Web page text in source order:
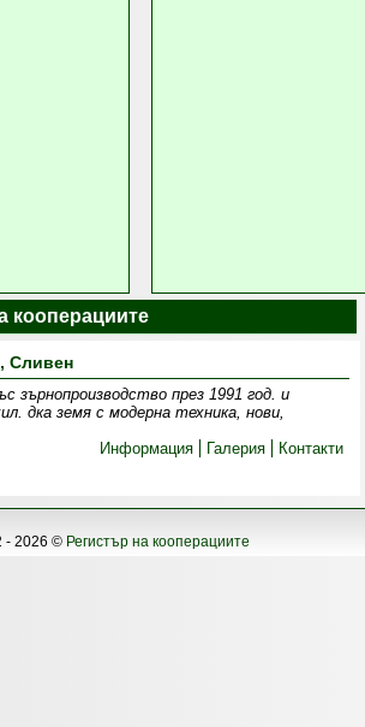
кооперациите
Сливен
зърнопроизводство през 1991 год. и
дка земя c модерна техника, нови,
Информация
Галерия Контакти
- 2026 © Регистър на кооперациите